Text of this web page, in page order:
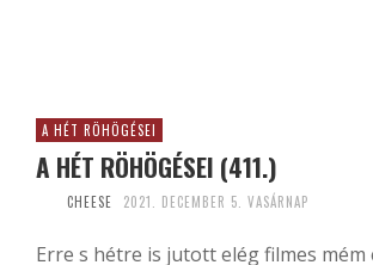
A HÉT RÖHÖGÉSEI
A HÉT RÖHÖGÉSEI (411.)
CHEESE 2021. DECEMBER 5. VASÁRNAP
Erre s hétre is jutott elég filmes